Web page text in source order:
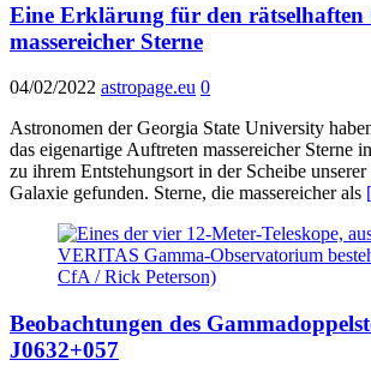
Eine Erklärung für den rätselhaften
massereicher Sterne
04/02/2022 astropage.eu 0
Astronomen der Georgia State University
das eigenartige Auftreten massereicher Sterne
zu ihrem Entstehungsort in der Scheibe
Galaxie gefunden. Sterne, die massereicher als
Beobachtungen des
J0632+057